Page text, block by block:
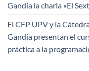
Gandia la charla «El
El CFP UPV y la
Gandia presentan el
práctica a la